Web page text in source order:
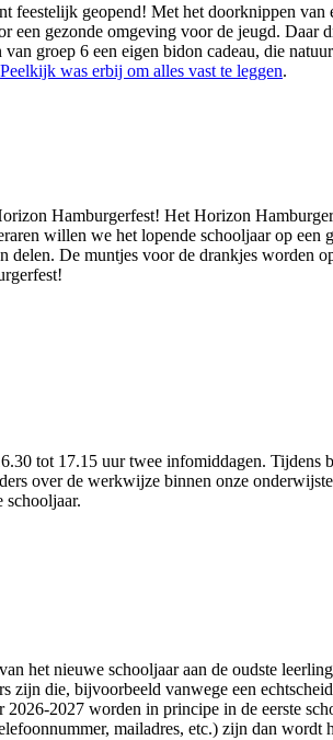
feestelijk geopend! Met het doorknippen
een gezonde omgeving voor de jeugd.
groep 6 een eigen bidon cadeau, die
Peelkijk was erbij om alles vast te leggen.
Hamburgerfest! Het Horizon
willen we het lopende schooljaar op
delen. De muntjes voor de drankjes
tot 17.15 uur twee infomiddagen.
over de werkwijze binnen onze
schooljaar.
het nieuwe schooljaar aan de oudste
zijn die, bijvoorbeeld vanwege een
2027 worden in principe in de eerste
mailadres, etc.) zijn dan